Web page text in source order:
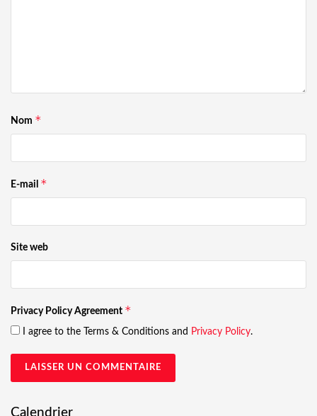
Nom *
E-mail *
Site web
Privacy Policy Agreement *
I agree to the Terms & Conditions and Privacy Policy.
Calendrier